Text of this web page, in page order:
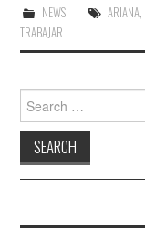
NEWS ARIANA,
TRABAJAR
Search
for: